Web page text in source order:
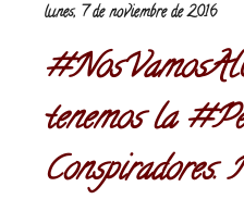
lunes, 7 de noviembre de 2016
tenemos la
Conspiradores.